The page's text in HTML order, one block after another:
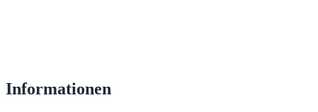
Informationen